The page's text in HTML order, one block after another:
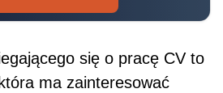
się o pracę CV to
ma zainteresować